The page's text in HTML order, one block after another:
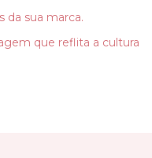
da sua marca.
que reflita a cultura